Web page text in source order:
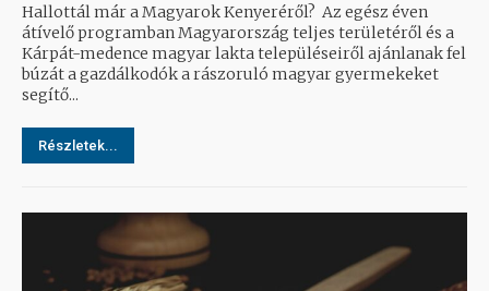
Hallottál már a Magyarok Kenyeréről? Az egész éven
átívelő programban Magyarország teljes területéről és a
Kárpát-medence magyar lakta településeiről ajánlanak fel
búzát a gazdálkodók a rászoruló magyar gyermekeket
segítő...
Részletek...